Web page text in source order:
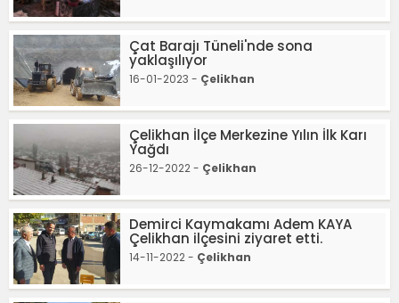
Çat Barajı Tüneli'nde sona
yaklaşılıyor
16-01-2023 - Çelikhan
Çelikhan İlçe Merkezine Yılın İlk Karı
Yağdı
26-12-2022 - Çelikhan
Demirci Kaymakamı Adem KAYA
Çelikhan ilçesini ziyaret etti.
14-11-2022 - Çelikhan